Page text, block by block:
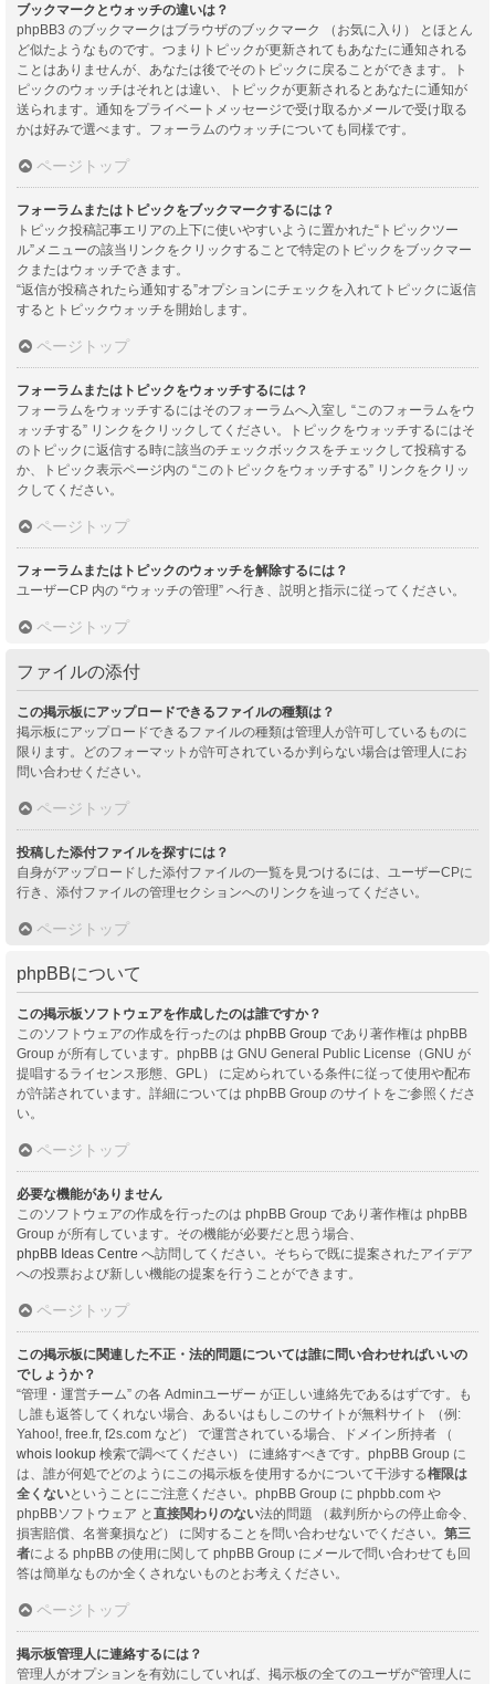
ブックマークとウォッチの違いは？
phpBB3 のブックマークはブラウザのブックマーク （お気に入り） とほとん
ど似たようなものです。つまりトピックが更新されてもあなたに通知される
ことはありませんが、あなたは後でそのトピックに戻ることができます。ト
ピックのウォッチはそれとは違い、トピックが更新されるとあなたに通知が
送られます。通知をプライベートメッセージで受け取るかメールで受け取る
かは好みで選べます。フォーラムのウォッチについても同様です。
ページトップ
フォーラムまたはトピックをブックマークするには？
トピック投稿記事エリアの上下に使いやすいように置かれた“トピックツー
ル”メニューの該当リンクをクリックすることで特定のトピックをブックマー
クまたはウォッチできます。
“返信が投稿されたら通知する”オプションにチェックを入れてトピックに返信
するとトピックウォッチを開始します。
ページトップ
フォーラムまたはトピックをウォッチするには？
フォーラムをウォッチするにはそのフォーラムへ入室し “このフォーラムをウ
ォッチする” リンクをクリックしてください。トピックをウォッチするにはそ
のトピックに返信する時に該当のチェックボックスをチェックして投稿する
か、トピック表示ページ内の “このトピックをウォッチする” リンクをクリッ
クしてください。
ページトップ
フォーラムまたはトピックのウォッチを解除するには？
ユーザーCP 内の “ウォッチの管理” へ行き、説明と指示に従ってください。
ページトップ
ファイルの添付
この掲示板にアップロードできるファイルの種類は？
掲示板にアップロードできるファイルの種類は管理人が許可しているものに
限ります。どのフォーマットが許可されているか判らない場合は管理人にお
問い合わせください。
ページトップ
投稿した添付ファイルを探すには？
自身がアップロードした添付ファイルの一覧を見つけるには、ユーザーCPに
行き、添付ファイルの管理セクションへのリンクを辿ってください。
ページトップ
phpBBについて
この掲示板ソフトウェアを作成したのは誰ですか？
このソフトウェアの作成を行ったのは phpBB Group であり著作権は phpBB
Group が所有しています。phpBB は GNU General Public License（GNU が
提唱するライセンス形態、GPL） に定められている条件に従って使用や配布
が許諾されています。詳細については phpBB Group のサイトをご参照くださ
い。
ページトップ
必要な機能がありません
このソフトウェアの作成を行ったのは phpBB Group であり著作権は phpBB
Group が所有しています。その機能が必要だと思う場合、
phpBB Ideas Centre へ訪問してください。そちらで既に提案されたアイデア
への投票および新しい機能の提案を行うことができます。
ページトップ
この掲示板に関連した不正・法的問題については誰に問い合わせればいいの
でしょうか？
“管理・運営チーム” の各 Adminユーザー が正しい連絡先であるはずです。も
し誰も返答してくれない場合、あるいはもしこのサイトが無料サイト （例:
Yahoo!, free.fr, f2s.com など） で運営されている場合、ドメイン所持者 （
whois lookup 検索で調べてください） に連絡すべきです。phpBB Group に
は、誰が何処でどのようにこの掲示板を使用するかについて干渉する権限は
全くないということにご注意ください。phpBB Group に phpbb.com や
phpBBソフトウェア と 直接関わりのない法的問題 （裁判所からの停止命令、
損害賠償、名誉棄損など） に関することを問い合わせないでください。 第三
者による phpBB の使用に関して phpBB Group にメールで問い合わせても回
答は簡単なものか全くされないものとお考えください。
ページトップ
掲示板管理人に連絡するには？
管理人がオプションを有効にしていれば、掲示板の全てのユーザが“管理人に